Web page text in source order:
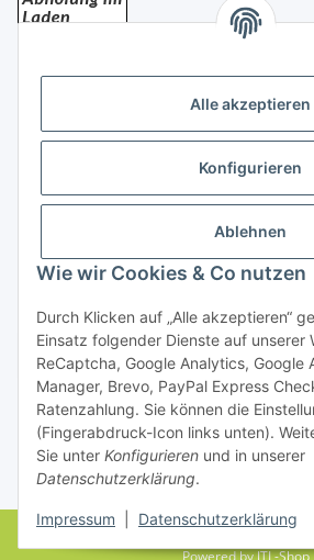
Alle akzeptieren
Konfigurieren
Ablehnen
Wie wir Cookies & Co nutzen
Durch Klicken auf „Alle akzeptieren“
Einsatz folgender Dienste auf unserer
ReCaptcha, Google Analytics, Google
Manager, Brevo, PayPal Express
Ratenzahlung. Sie können die
(Fingerabdruck-Icon links unten).
Sie unter Konfigurieren und in unserer
Datenschutzerklärung.
Impressum Datenschutzerklärung
Rechtliches
Vertrag widerrufen
* Alle Preise inkl. gesetzlicher USt., zzgl.
Powered byJTL-Shop